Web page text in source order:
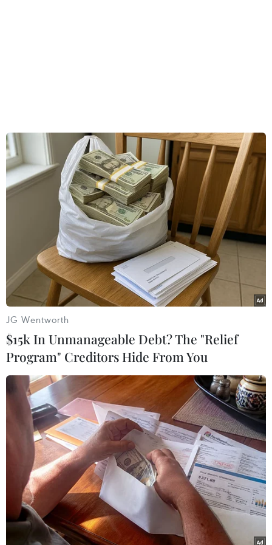
quá ít so với nhu cầu.
Hiện nay, phần lớn các cơ sở xử lý ở thành phố
đều áp dụng các công nghệ đốt,chưng cất và hóa
rắn là chính và trong quá trình xử lý cuối cùng
cũng thải ramôi trường một chất thải không thể
xử lý được.
Khả năng đáp ứng nhu cầu xử lý chất thải nguy
hại của các cơ sở trên hiện cònnhiều hạn chế là
do các doanh nghiệp hoạt động trong lĩnh vực
xử lý chất thảinguy hại đang thiếu đất để lập
các bãi chôn lắp an toàn, thiếu vốn và thiếu
đơnvị hậu cần để triển khai các dự án đầu tư
nâng cao năng lực xử lý.
Giải pháp duy nhất để xử lý chất thải cuối cùng
là phải chôn lắp an toàn. Tuynhiên, do chi phí
xây dựng một bãi chôn lấp an toàn cho chất thải
nguy hại rấtcao và cũng chưa nhận được sự
đồng thuận nên các dự án xử lý chất thải như
côngty Tùng Nguyên, công ty Đại Phúc, công ty
Việt Úc... còn nhiều khó khăn.
JG Wentworth
$15k In Unmanageable Debt? The "Relief
Program" Creditors Hide From You